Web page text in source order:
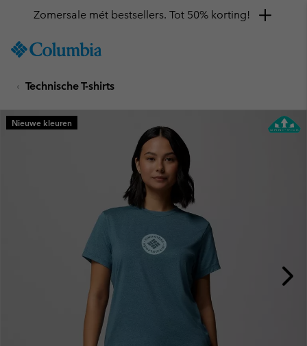
TO
SKIP
MAIN
NAV
Zomersale mét bestsellers. Tot 50% korting!
Technische T-shirts
Nieuwe kleuren